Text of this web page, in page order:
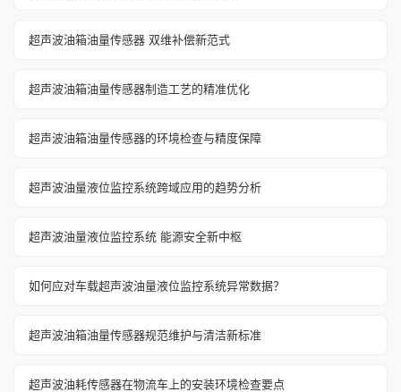
超声波油箱油量传感器 双维补偿新范式
超声波油箱油量传感器制造工艺的精准优化
超声波油箱油量传感器的环境检查与精度保障
超声波油量液位监控系统跨域应用的趋势分析
超声波油量液位监控系统 能源安全新中枢
如何应对车载超声波油量液位监控系统异常数据？
超声波油箱油量传感器规范维护与清洁新标准
超声波油耗传感器在物流车上的安装环境检查要点